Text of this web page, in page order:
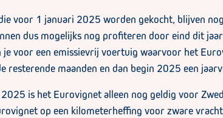
voor 1 januari 2025 worden gekocht, blijven
dus mogelijks nog profiteren door eind dit
je voor een emissievrij voertuig waarvoor het
resterende maanden en dan begin 2025 een
is het Eurovignet alleen nog geldig voor
op een kilometerheffing voor zware